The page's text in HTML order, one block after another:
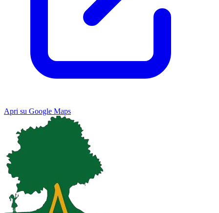
Apri su Google Maps
Map Satellite
Keyboard shortcuts